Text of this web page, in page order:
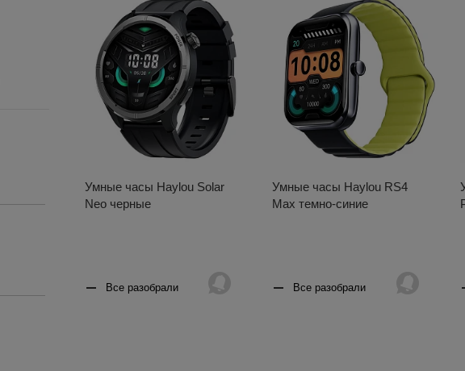
Умные часы Haylou Solar
Neo черные
Все разобрали
Умные часы Haylou RS4
Max темно-синие
Все разобрали